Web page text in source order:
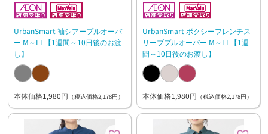
UrbanSmart 袖シアープルオーバ
ー M～LL【1週間～10日後のお渡
し】
本体価格1,980円 （税込価格2,178円）
UrbanSmart ボクシーフレンチス
リーブプルオーバー M～LL【1週
間～10日後のお渡し】
本体価格1,980円 （税込価格2,178円）